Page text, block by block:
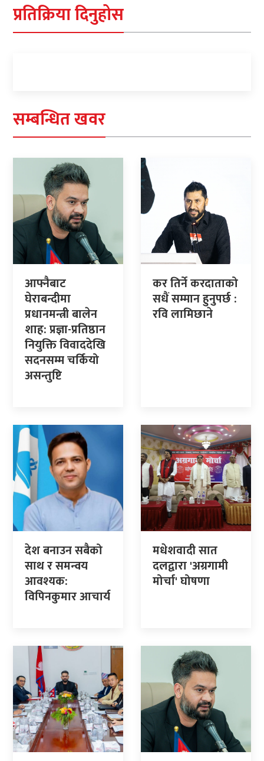
प्रतिक्रिया दिनुहोस
सम्बन्धित खवर
आफ्नैबाट
घेराबन्दीमा
प्रधानमन्त्री बालेन
शाह: प्रज्ञा-प्रतिष्ठान
नियुक्ति विवाददेखि
सदनसम्म चर्कियो
असन्तुष्टि
कर तिर्ने करदाताको
सधैं सम्मान हुनुपर्छ :
रवि लामिछाने
देश बनाउन सबैको
साथ र समन्वय
आवश्यक:
विपिनकुमार आचार्य
मधेशवादी सात
दलद्वारा 'अग्रगामी
मोर्चा' घोषणा